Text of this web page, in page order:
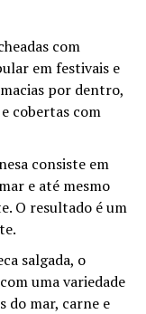
com
em festivais e
por dentro,
cobertas com
consiste em
e até mesmo
O resultado é um
salgada, o
uma variedade
do mar, carne e